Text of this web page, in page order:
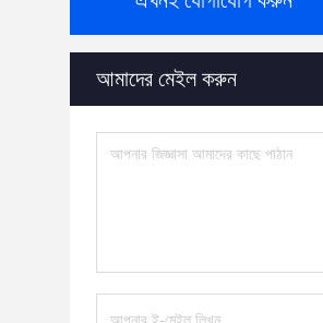
আমাদের মেইল করুন